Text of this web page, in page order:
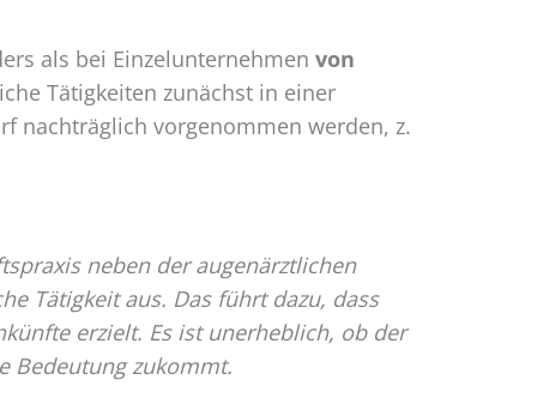
als bei Einzelunternehmen von
Tätigkeiten zunächst in einer
nachträglich vorgenommen werden, z.
neben der augenärztlichen
Tätigkeit aus. Das führt dazu, dass
erzielt. Es ist unerheblich, ob der
Bedeutung zukommt.